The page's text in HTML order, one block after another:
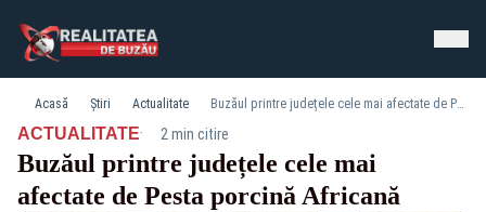
Acasă Știri Actualitate Buzăul printre județele cele mai afectate de Pesta porcină Africană
ACTUALITATE· 2 min citire
Buzăul printre județele cele mai
afectate de Pesta porcină Africană